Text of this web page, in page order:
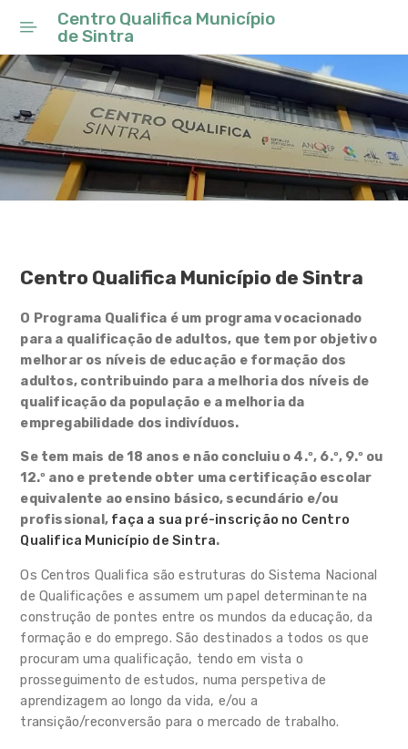
Início
Ano Letivo 2025/26
Projeto Educativo Local
Rede Escolar
do Parque Escolar de Sintra
Observatório
Planos Inovadores de
Combate ao Insucesso
Escolar
ADN Socioemocional das
Escolas de Sintra 2.0
Ação Socioeducativa
Programas e iniciativas
Linha Temporal
Rede Equipamentos Lúdicos
Centro Qualifica Município de
Centro Qualifica Município
de Sintra
Centro Qualifica Município de Sintra
O Programa Qualifica é um programa vocacionado
para a qualificação de adultos, que tem por objetivo
melhorar os níveis de educação e formação dos
adultos, contribuindo para a melhoria dos níveis de
qualificação da população e a melhoria da
empregabilidade dos indivíduos.
Se tem mais de 18 anos e não concluiu o 4.º, 6.º, 9.º ou
12.º ano e pretende obter uma certificação escolar
equivalente ao ensino básico, secundário e/ou
profissional, faça a sua pré-inscrição no Centro
Qualifica Município de Sintra.
Os Centros Qualifica são estruturas do Sistema Nacional
de Qualificações e assumem um papel determinante na
construção de pontes entre os mundos da educação, da
formação e do emprego. São destinados a todos os que
procuram uma qualificação, tendo em vista o
prosseguimento de estudos, numa perspetiva de
aprendizagem ao longo da vida, e/ou a
transição/reconversão para o mercado de trabalho.